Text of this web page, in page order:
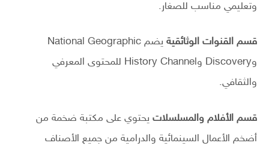
وتعليمي مناسب للصغار.
قسم القنوات الوثائقية
يضم National Geographic
وDiscovery وHistory Channel للمحتوى المعرفي
والثقافي.
قسم الأفلام والمسلسلات يحتوي على مكتبة ضخمة من
أضخم الأعمال السينمائية والدرامية من جميع الأصناف